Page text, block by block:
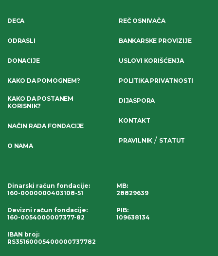
DECA
ODRASLI
DONACIJE
KAKO DA POMOGNEM?
KAKO DA POSTANEM
KORISNIK?
NAČIN RADA FONDACIJE
O NAMA
REČ OSNIVAČA
BANKARSKE PROVIZIJE
USLOVI KORIŠĆENJA
POLITIKA PRIVATNOSTI
DIJASPORA
KONTAKT
PRAVILNIK / STATUT
Dinarski račun fondacije:
160-0000000403108-51
Devizni račun fondacije:
160-0054000007377-82
IBAN broj:
RS35160005400000737782
MB:
28829639
PIB:
109638134